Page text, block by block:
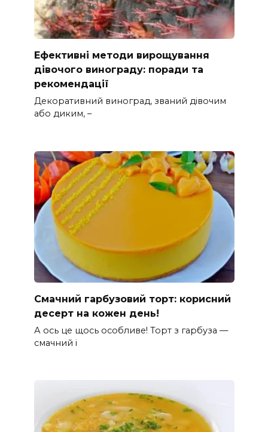
Ефективні методи вирощування
дівочого винограду: поради та
рекомендації
Декоративний виноград, званий дівочим
або диким, –
Смачний гарбузовий торт: корисний
десерт на кожен день!
А ось це щось особливе! Торт з гарбуза —
смачний і